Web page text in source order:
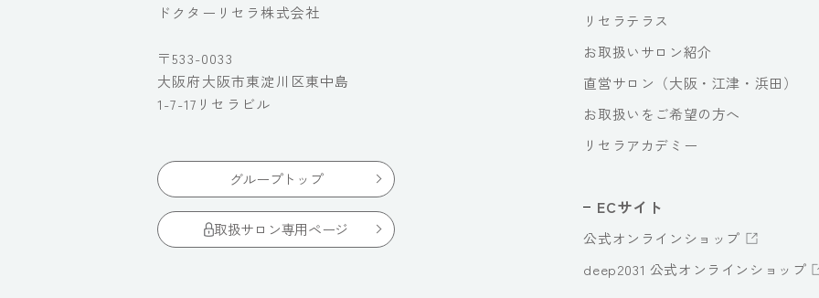
ドクターリセラ株式会社
〒533-0033
大阪府大阪市東淀川区東中島
1-7-17リセラビル
グループトップ
取扱サロン専用ページ
リセラテラス
お取扱いサロン紹介
直営サロン（大阪・江津・浜田）
お取扱いをご希望の方へ
リセラアカデミー
ECサイト
公式オンラインショップ
deep2031 公式オンラインショップ